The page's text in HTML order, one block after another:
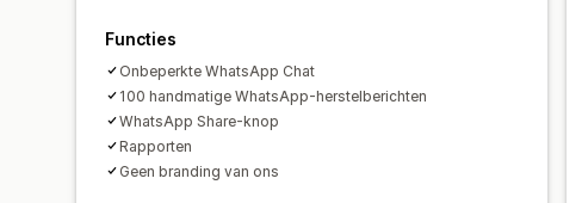
Functies
Onbeperkte WhatsApp Chat
100 handmatige WhatsApp-herstelberichten
WhatsApp Share-knop
Rapporten
Geen branding van ons